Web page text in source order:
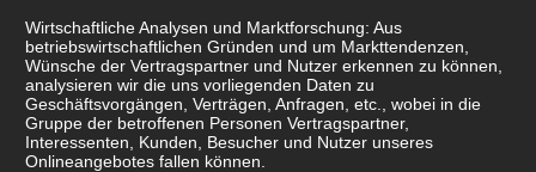
Wirtschaftliche Analysen und Marktforschung: Aus
betriebswirtschaftlichen Gründen und um Markttendenzen,
Wünsche der Vertragspartner und Nutzer erkennen zu können,
analysieren wir die uns vorliegenden Daten zu
Geschäftsvorgängen, Verträgen, Anfragen, etc., wobei in die
Gruppe der betroffenen Personen Vertragspartner,
Interessenten, Kunden, Besucher und Nutzer unseres
Onlineangebotes fallen können.